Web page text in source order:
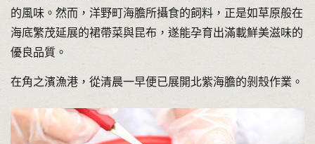
的風味。然而，洋野町海膽所攝食的飼料，正是如草原般在
海底繁茂延展的裙帶菜與昆布，遂能孕育出滿載鮮美滋味的
優良品質。
在角之濱漁港，從清晨一早便已展開北紫海膽的剝殼作業。